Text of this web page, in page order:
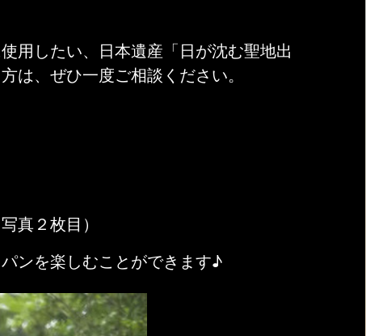
用したい、日本遺産「日が沈む聖地出
は、ぜひ一度ご相談ください。
真２枚目）
ンを楽しむことができます♪